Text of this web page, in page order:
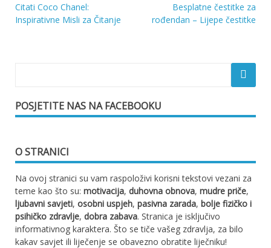
Navigacija
Citati Coco Chanel:
Inspirativne Misli za Čitanje
Besplatne čestitke za
rođendan – Lijepe čestitke
POSJETITE NAS NA FACEBOOKU
O STRANICI
Na ovoj stranici su vam raspoloživi korisni tekstovi vezani za
teme kao što su: motivacija, duhovna obnova, mudre priče,
ljubavni savjeti, osobni uspjeh, pasivna zarada, bolje fizičko i
psihičko zdravlje, dobra zabava. Stranica je isključivo
informativnog karaktera. Što se tiče vašeg zdravlja, za bilo
kakav savjet ili liječenje se obavezno obratite liječniku!